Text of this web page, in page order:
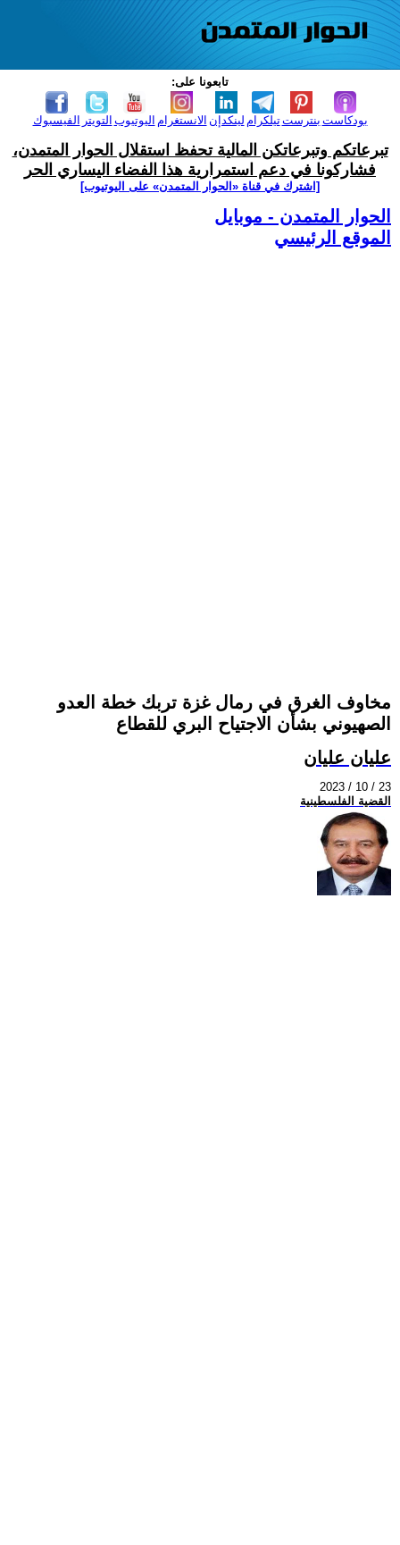
تابعونا على:
الفيسبوك التويتر اليوتيوب الانستغرام لينكدإن تيلكرامبنترست بودكاست
تبرعاتكم وتبرعاتكن المالية تحفظ استقلال الحوار المتمدن،
فشاركونا في دعم استمرارية هذا الفضاء اليساري الحر
[اشترك في قناة ‫«الحوار المتمدن» على اليوتيوب]
الحوار المتمدن - موبايل
الموقع الرئيسي
مخاوف الغرق في رمال غزة تربك خطة العدو
الصهيوني بشأن الاجتياح البري للقطاع
عليان عليان
2023 / 10 / 23
القضية الفلسطينية